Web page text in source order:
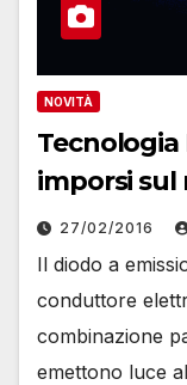
NOVITÀ
Tecnologia
imporsi sul
27/02/2016
Il diodo a
conduttore
combinazione
emettono luce